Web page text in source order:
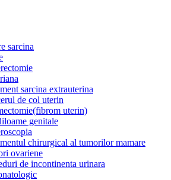
sarcina
sarcina extrauterina
de col uterin
uterin)
genitale
chirurgical al tumorilor mamare
ovariene
de incontinenta urinara